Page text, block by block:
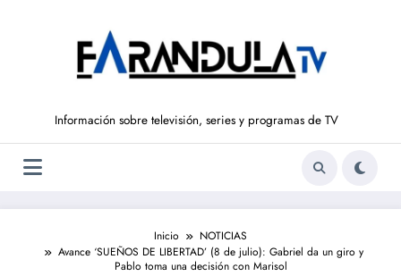
Información sobre televisión, series y programas de TV
Inicio
NOTICIAS
Avance ‘SUEÑOS DE LIBERTAD’ (8 de julio): Gabriel da un giro y
Pablo toma una decisión con Marisol